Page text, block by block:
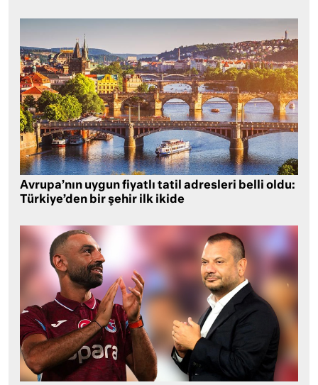
Avrupa’nın uygun fiyatlı tatil adresleri belli oldu:
Türkiye’den bir şehir ilk ikide